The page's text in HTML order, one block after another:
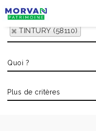
TINTURY (58110)